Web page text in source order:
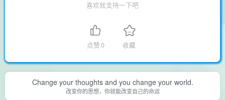
喜欢就支持一下吧
点赞0 收藏
Change your thoughts and you change your world.
改变你的思想，你就能改变自己的命运